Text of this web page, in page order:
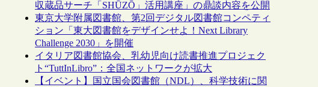
収蔵品サーチ「SHŪZŌ」活用講座」の鼎談内容を公開
東京大学附属図書館、第2回デジタル図書館コンペティ
ション「東大図書館をデザインせよ！Next Library
Challenge 2030」を開催
イタリア図書館協会、乳幼児向け読書推進プロジェク
ト“TuttInLibro”：全国ネットワークが拡大
【イベント】国立国会図書館（NDL）、科学技術に関